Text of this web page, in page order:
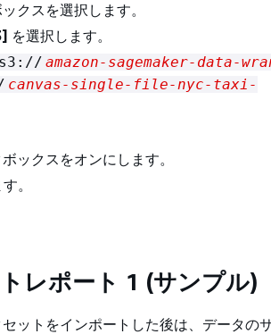
クスを選択します。
を選択します。
s3:// amazon-sagemaker-data-
canvas-single-file-nyc-taxi-
ックスをオンにします。
。
レポート 1 (サンプル)
ットをインポートした後は、データの